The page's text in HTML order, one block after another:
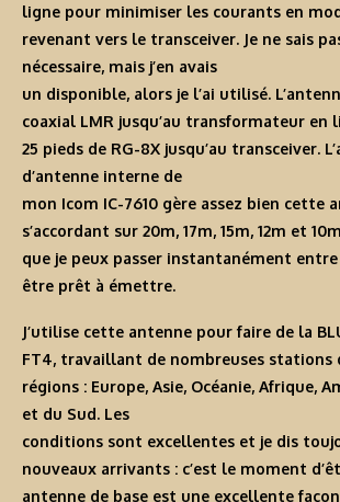
ligne pour minimiser les courants en
revenant vers le transceiver. Je ne sais
nécessaire, mais j’en avais
un disponible, alors je l’ai utilisé.
coaxial LMR jusqu’au transformateur en
25 pieds de RG-8X jusqu’au transceiver.
d’antenne interne de
mon Icom IC-7610 gère assez bien cette
s’accordant sur 20m, 17m, 15m, 12m et
que je peux passer instantanément
être prêt à émettre.
J’utilise cette antenne pour faire de la
FT4, travaillant de nombreuses stations
régions : Europe, Asie, Océanie, Afrique,
et du Sud. Les
conditions sont excellentes et je dis
nouveaux arrivants : c’est le moment
antenne de base est une excellente